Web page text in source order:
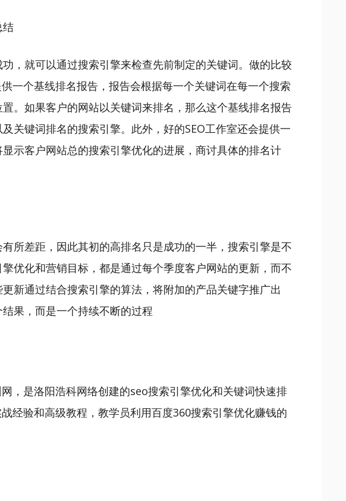
结
，就可以通过搜索引擎来检查先前制定的关键词。做的比较
一个基线排名报告，报告会根据每一个关键词在每一个搜索
。如果客户的网站以关键词来排名，那么这个基线排名报告
关键词排名的搜索引擎。此外，好的SEO工作室还会提供一
示客户网站总的搜索引擎优化的进展，商讨具体的排名计
所差距，因此其初的高排名只是成功的一半，搜索引擎是不
优化和营销目标，都是通过每个季度客户网站的更新，而不
新通过结合搜索引擎的算法，将附加的产品关键字推广出
果，而是一个持续不断的过程
，是洛阳浩科网络创建的seo搜索引擎优化和关键词快速排
经验和高级教程，教学员利用百度360搜索引擎优化赚钱的